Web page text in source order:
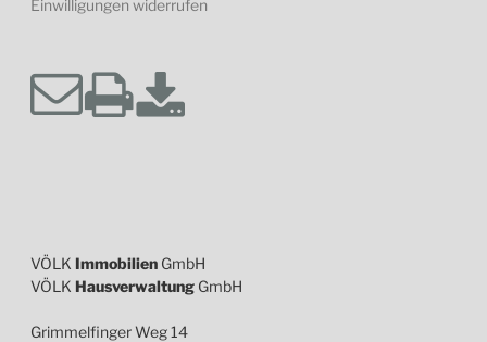
Einwilligungen widerrufen
VÖLK Immobilien GmbH
VÖLK Hausverwaltung GmbH
Grimmelfinger Weg 14